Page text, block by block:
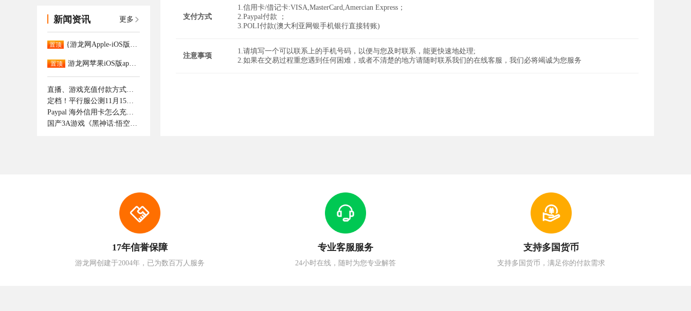
新闻资讯 更多
置顶 {游龙网Apple-iOS版App已正式上架。APP充值更大优惠！！！！
置顶 游龙网苹果iOS版app下载
直播、游戏充值付款方式支持那些呢！如何付款成功。
定档！平行服公测11月15日开启，逆转时光重逢最初的江湖！
Paypal 海外信用卡怎么充值抖音钻石
国产3A游戏《黑神话:悟空》正式上线
支付方式
1.信用卡/借记卡:VISA,MasterCard,Amercian Express；
2.Paypal付款 ；
3.POLI付款(澳大利亚网银手机银行直接转账)
注意事项
1.请填写一个可以联系上的手机号码，以便与您及时联系，能更快速地处理;
2.如果在交易过程重您遇到任何困难，或者不清楚的地方请随时联系我们的在线客服，我们必将竭诚为您服务
17年信誉保障
游龙网创建于2004年，已为数百万人服务
专业客服服务
24小时在线，随时为您专业解答
支持多国货币
支持多国货币，满足你的付款需求